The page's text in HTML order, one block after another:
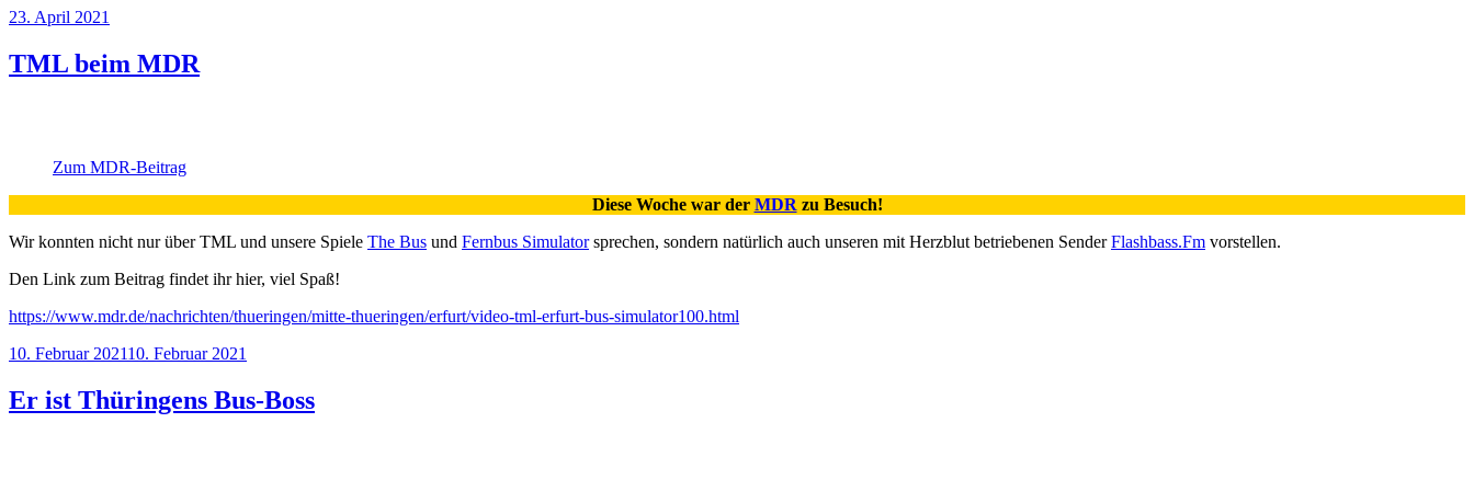
Veröffentlicht
23. April 2021
TML beim MDR
Zum MDR-Beitrag
Diese Woche war der MDR zu Besuch!
Wir konnten nicht nur über TML und unsere Spiele The Bus und Fernbus Simulatorsprechen, sondern natürlich auch unseren mit Herzblut betriebenen SenderFlashbass.Fm vorstellen.
Den Link zum Beitrag findet ihr hier, viel Spaß!
https://www.mdr.de/nachrichten/thueringen/mitte-thueringen/erfurt/video-tml-erfurt-bus-simulator100.html
Veröffentlicht
10. Februar 202110. Februar 2021
Er ist Thüringens Bus-Boss